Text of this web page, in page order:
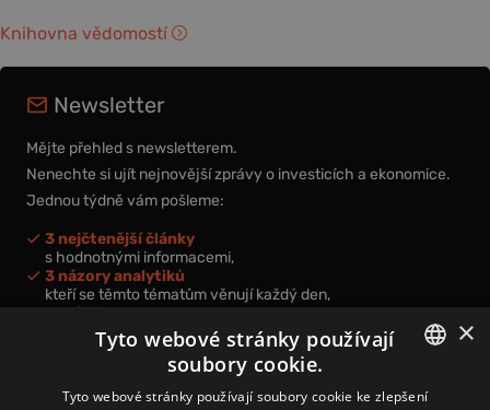
Knihovna vědomostí
Newsletter
Mějte přehled s newsletterem.
Nenechte si ujít nejnovější zprávy o investicích a ekonomice.
Jednou týdně vám pošleme:
3 nejčtenější články
s hodnotnými informacemi,
3 názory analytiků
kteří se těmto tématům věnují každý den,
nová videa a podcasty
k prohloubení vašich znalostí.
CZECH
×
Tyto webové stránky používají
soubory cookie.
Tyto webové stránky používají soubory cookie ke zlepšení